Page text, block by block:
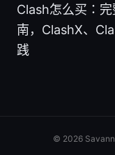
Clash怎么买：
南，ClashX、
践
© 2026